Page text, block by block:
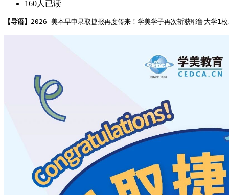
160人已读
【导语】 2026 美本早申录取捷报再度传来！学美学子再次斩获耶鲁大学1